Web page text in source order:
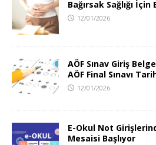
Bağırsak Sağlığı
12/01/2026
AÖF Sınav Giriş
AÖF Final Sınavı
12/01/2026
E-Okul Not
Mesaisi Başlıyor